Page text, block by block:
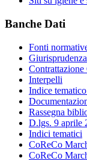
Banche Dati
Fonti
Giurisprudenza
Interpelli
Indice
Rassegna
D.lgs. 9 aprile
Indici tematici
CoReCo
CoReCo